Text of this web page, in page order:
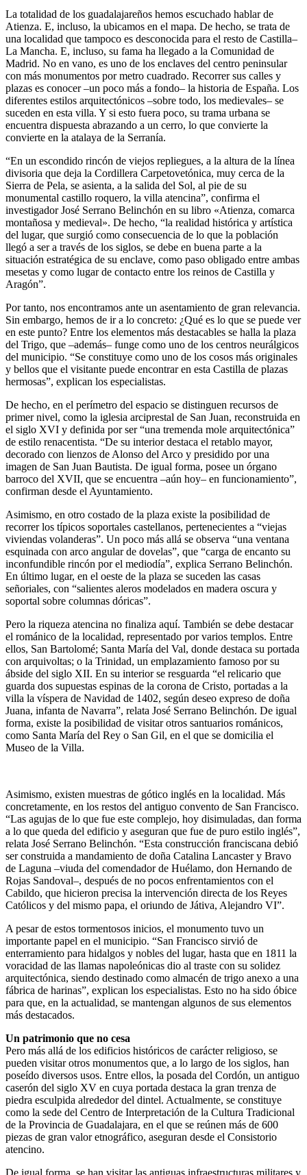
La totalidad de los guadalajareños hemos escuchado hablar de
Atienza. E, incluso, la ubicamos en el mapa. De hecho, se trata de
una localidad que tampoco es desconocida para el resto de Castilla–
La Mancha. E, incluso, su fama ha llegado a la Comunidad de
Madrid. No en vano, es uno de los enclaves del centro peninsular
con más monumentos por metro cuadrado. Recorrer sus calles y
plazas es conocer –un poco más a fondo– la historia de España. Los
diferentes estilos arquitectónicos –sobre todo, los medievales– se
suceden en esta villa. Y si esto fuera poco, su trama urbana se
encuentra dispuesta abrazando a un cerro, lo que convierte la
convierte en la atalaya de la Serranía.
“En un escondido rincón de viejos repliegues, a la altura de la línea
divisoria que deja la Cordillera Carpetovetónica, muy cerca de la
Sierra de Pela, se asienta, a la salida del Sol, al pie de su
monumental castillo roquero, la villa atencina”, confirma el
investigador José Serrano Belinchón en su libro «Atienza, comarca
montañosa y medieval». De hecho, “la realidad histórica y artística
del lugar, que surgió como consecuencia de lo que la población
llegó a ser a través de los siglos, se debe en buena parte a la
situación estratégica de su enclave, como paso obligado entre ambas
mesetas y como lugar de contacto entre los reinos de Castilla y
Aragón”.
Por tanto, nos encontramos ante un asentamiento de gran relevancia.
Sin embargo, hemos de ir a lo concreto: ¿Qué es lo que se puede ver
en este punto? Entre los elementos más destacables se halla la plaza
del Trigo, que –además– funge como uno de los centros neurálgicos
del municipio. “Se constituye como uno de los cosos más originales
y bellos que el visitante puede encontrar en esta Castilla de plazas
hermosas”, explican los especialistas.
De hecho, en el perímetro del espacio se distinguen recursos de
primer nivel, como la iglesia arciprestal de San Juan, reconstruida en
el siglo XVI y definida por ser “una tremenda mole arquitectónica”
de estilo renacentista. “De su interior destaca el retablo mayor,
decorado con lienzos de Alonso del Arco y presidido por una
imagen de San Juan Bautista. De igual forma, posee un órgano
barroco del XVII, que se encuentra –aún hoy– en funcionamiento”,
confirman desde el Ayuntamiento.
Asimismo, en otro costado de la plaza existe la posibilidad de
recorrer los típicos soportales castellanos, pertenecientes a “viejas
viviendas volanderas”. Un poco más allá se observa “una ventana
esquinada con arco angular de dovelas”, que “carga de encanto su
inconfundible rincón por el mediodía”, explica Serrano Belinchón.
En último lugar, en el oeste de la plaza se suceden las casas
señoriales, con “salientes aleros modelados en madera oscura y
soportal sobre columnas dóricas”.
Pero la riqueza atencina no finaliza aquí. También se debe destacar
el románico de la localidad, representado por varios templos. Entre
ellos, San Bartolomé; Santa María del Val, donde destaca su portada
con arquivoltas; o la Trinidad, un emplazamiento famoso por su
ábside del siglo XII. En su interior se resguarda “el relicario que
guarda dos supuestas espinas de la corona de Cristo, portadas a la
villa la víspera de Navidad de 1402, según deseo expreso de doña
Juana, infanta de Navarra”, relata José Serrano Belinchón. De igual
forma, existe la posibilidad de visitar otros santuarios románicos,
como Santa María del Rey o San Gil, en el que se domicilia el
Museo de la Villa.
Asimismo, existen muestras de gótico inglés en la localidad. Más
concretamente, en los restos del antiguo convento de San Francisco.
“Las agujas de lo que fue este complejo, hoy disimuladas, dan forma
a lo que queda del edificio y aseguran que fue de puro estilo inglés”,
relata José Serrano Belinchón. “Esta construcción franciscana debió
ser construida a mandamiento de doña Catalina Lancaster y Bravo
de Laguna –viuda del comendador de Huélamo, don Hernando de
Rojas Sandoval–, después de no pocos enfrentamientos con el
Cabildo, que hicieron precisa la intervención directa de los Reyes
Católicos y del mismo papa, el oriundo de Játiva, Alejandro VI”.
A pesar de estos tormentosos inicios, el monumento tuvo un
importante papel en el municipio. “San Francisco sirvió de
enterramiento para hidalgos y nobles del lugar, hasta que en 1811 la
voracidad de las llamas napoleónicas dio al traste con su solidez
arquitectónica, siendo destinado como almacén de trigo anexo a una
fábrica de harinas”, explican los especialistas. Esto no ha sido óbice
para que, en la actualidad, se mantengan algunos de sus elementos
más destacados.
Un patrimonio que no cesa
Pero más allá de los edificios históricos de carácter religioso, se
pueden visitar otros monumentos que, a lo largo de los siglos, han
poseído diversos usos. Entre ellos, la posada del Cordón, un antiguo
caserón del siglo XV en cuya portada destaca la gran trenza de
piedra esculpida alrededor del dintel. Actualmente, se constituye
como la sede del Centro de Interpretación de la Cultura Tradicional
de la Provincia de Guadalajara, en el que se reúnen más de 600
piezas de gran valor etnográfico, aseguran desde el Consistorio
atencino.
De igual forma, se han visitar las antiguas infraestructuras militares y